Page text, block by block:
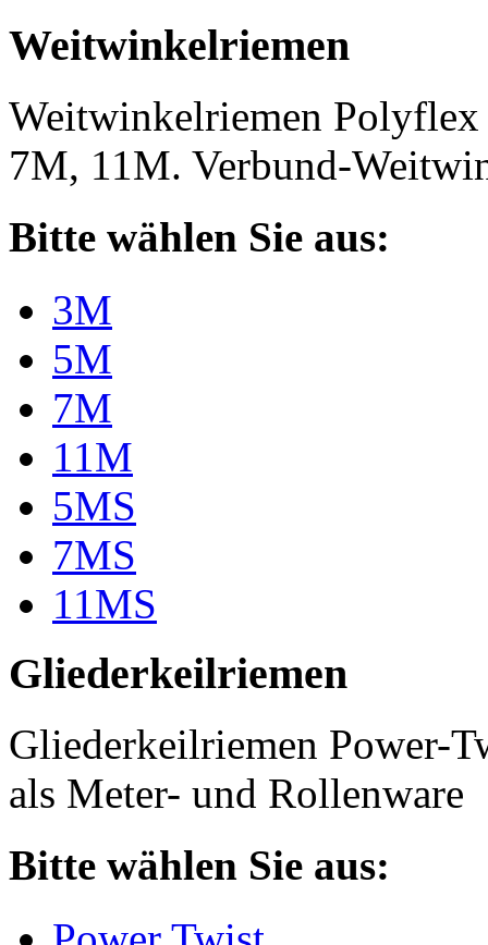
Weitwinkelriemen
Weitwinkelriemen
7M, 11M. Verbund-
Bitte wählen Sie aus:
3M
5M
7M
11M
5MS
7MS
11MS
Gliederkeilriemen
Gliederkeilriemen Power-
als Meter- und Rollenware
Bitte wählen Sie aus: